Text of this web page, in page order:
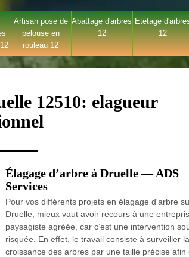
Artisan pose de
pelouse en
rouleau 12
Abattage d'arbres
12
Etetage
12
12510: elagueur
Élagage d’arbre à Druelle — ADS
Services
Pour vos différents projets en élagage d'arbre
Druelle, mieux vaut avoir recours à une
paysagiste agréée, car c’est une intervention
risquée. En effet, le travail consiste à surveiller la
croissance des arbres par une taille précise afin